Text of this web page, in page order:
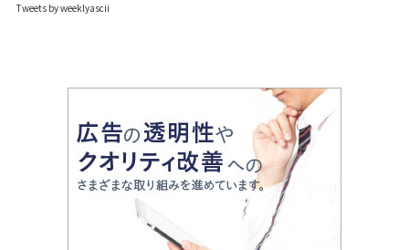
Tweets by weeklyascii